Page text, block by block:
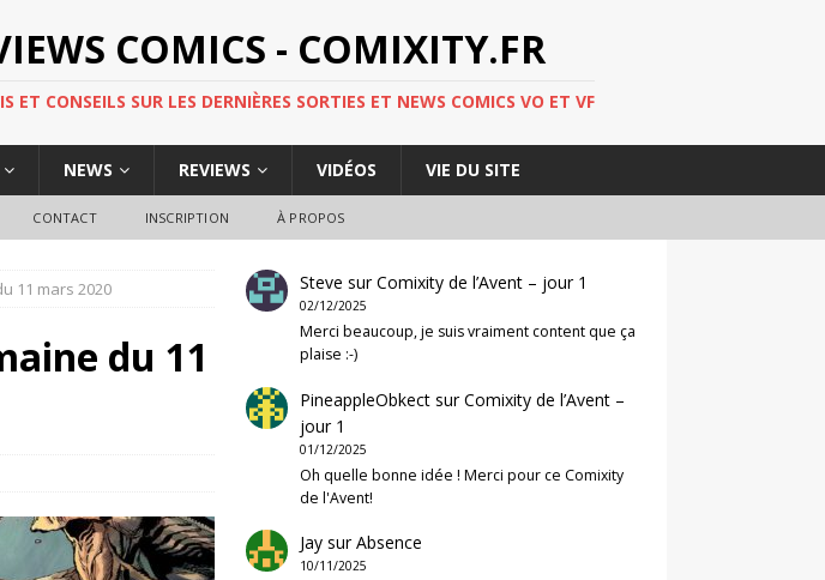
COMICS - COMIXITY.FR
CONSEILS SUR LES DERNIÈRES SORTIES ET NEWS COMICS VO ET VF
NEWS REVIEWS VIDÉOS VIE DU SITE
CONTACT INSCRIPTION À PROPOS
11 mars 2020
du 11
Steve surComixity de l’Avent – jour 1
02/12/2025
Merci beaucoup, je suis vraiment content que ça
plaise :-)
PineappleObkect surComixity de l’Avent –
jour 1
01/12/2025
Oh quelle bonne idée ! Merci pour ce Comixity
de l'Avent!
Jay surAbsence
10/11/2025